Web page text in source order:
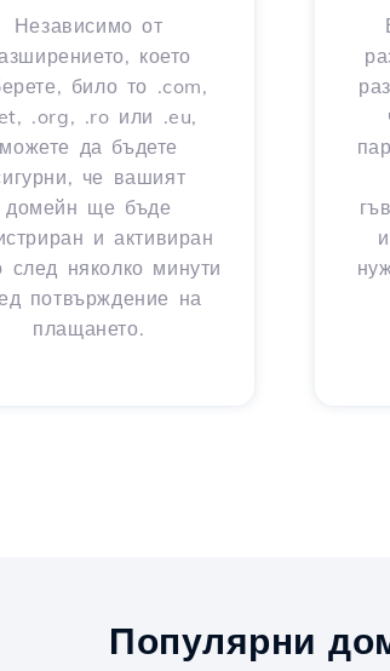
Независимо от
което
било то .com,
.org, .ro или .eu,
можете да бъдете
че вашият
домейн ще бъде
и активиран
след няколко минути
потвърждение на
плащането.
Популярни